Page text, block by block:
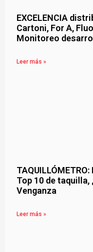
EXCELENCIA
Cartoni, For A,
Monitoreo
Leer más »
Top 10 de taquilla,
Venganza
Leer más »